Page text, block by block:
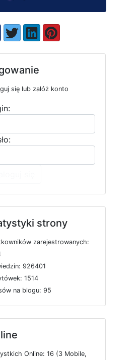
się lub załóż konto
strony
kowników zarejestrowanych:
iedzin: 926401
tówek: 1514
ów na blogu: 95
ystkich Online: 16 (3 Mobile,